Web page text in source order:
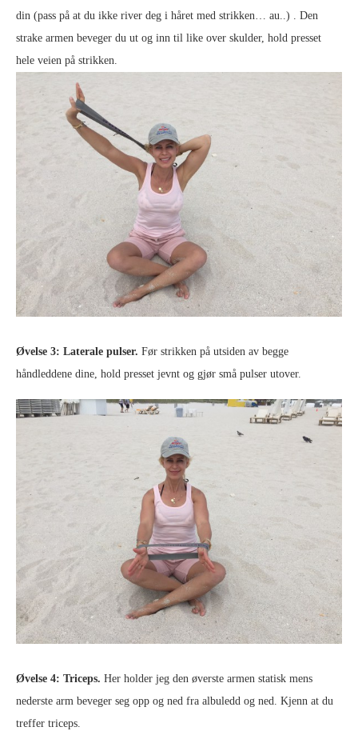
din (pass på at du ikke river deg i håret med strikken… au..) . Den
strake armen beveger du ut og inn til like over skulder, hold presset
hele veien på strikken.
Øvelse 3: Laterale pulser. Før strikken på utsiden av begge
håndleddene dine, hold presset jevnt og gjør små pulser utover.
Øvelse 4: Triceps. Her holder jeg den øverste armen statisk mens
nederste arm beveger seg opp og ned fra albuledd og ned. Kjenn at du
treffer triceps.